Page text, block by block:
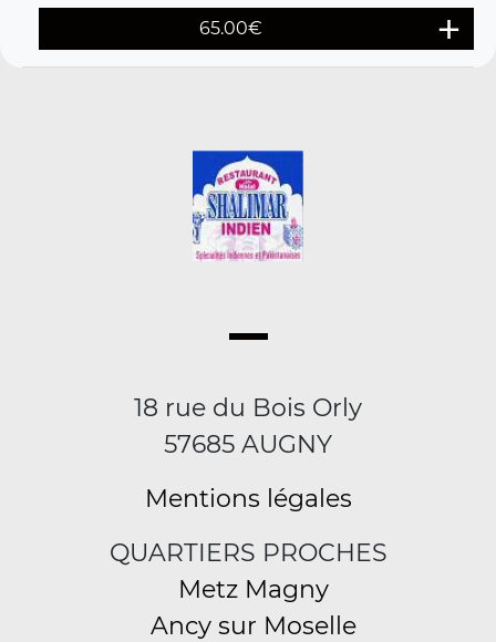
65.00€
18 rue du Bois Orly
57685 AUGNY
Mentions légales
QUARTIERS PROCHES
Metz Magny
Ancy sur Moselle